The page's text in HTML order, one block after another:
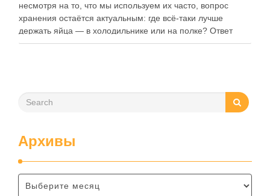
несмотря на то, что мы используем их часто, вопрос
хранения остаётся актуальным: где всё-таки лучше
держать яйца — в холодильнике или на полке? Ответ
зависит от нескольких факторов, включая температуру
Архивы